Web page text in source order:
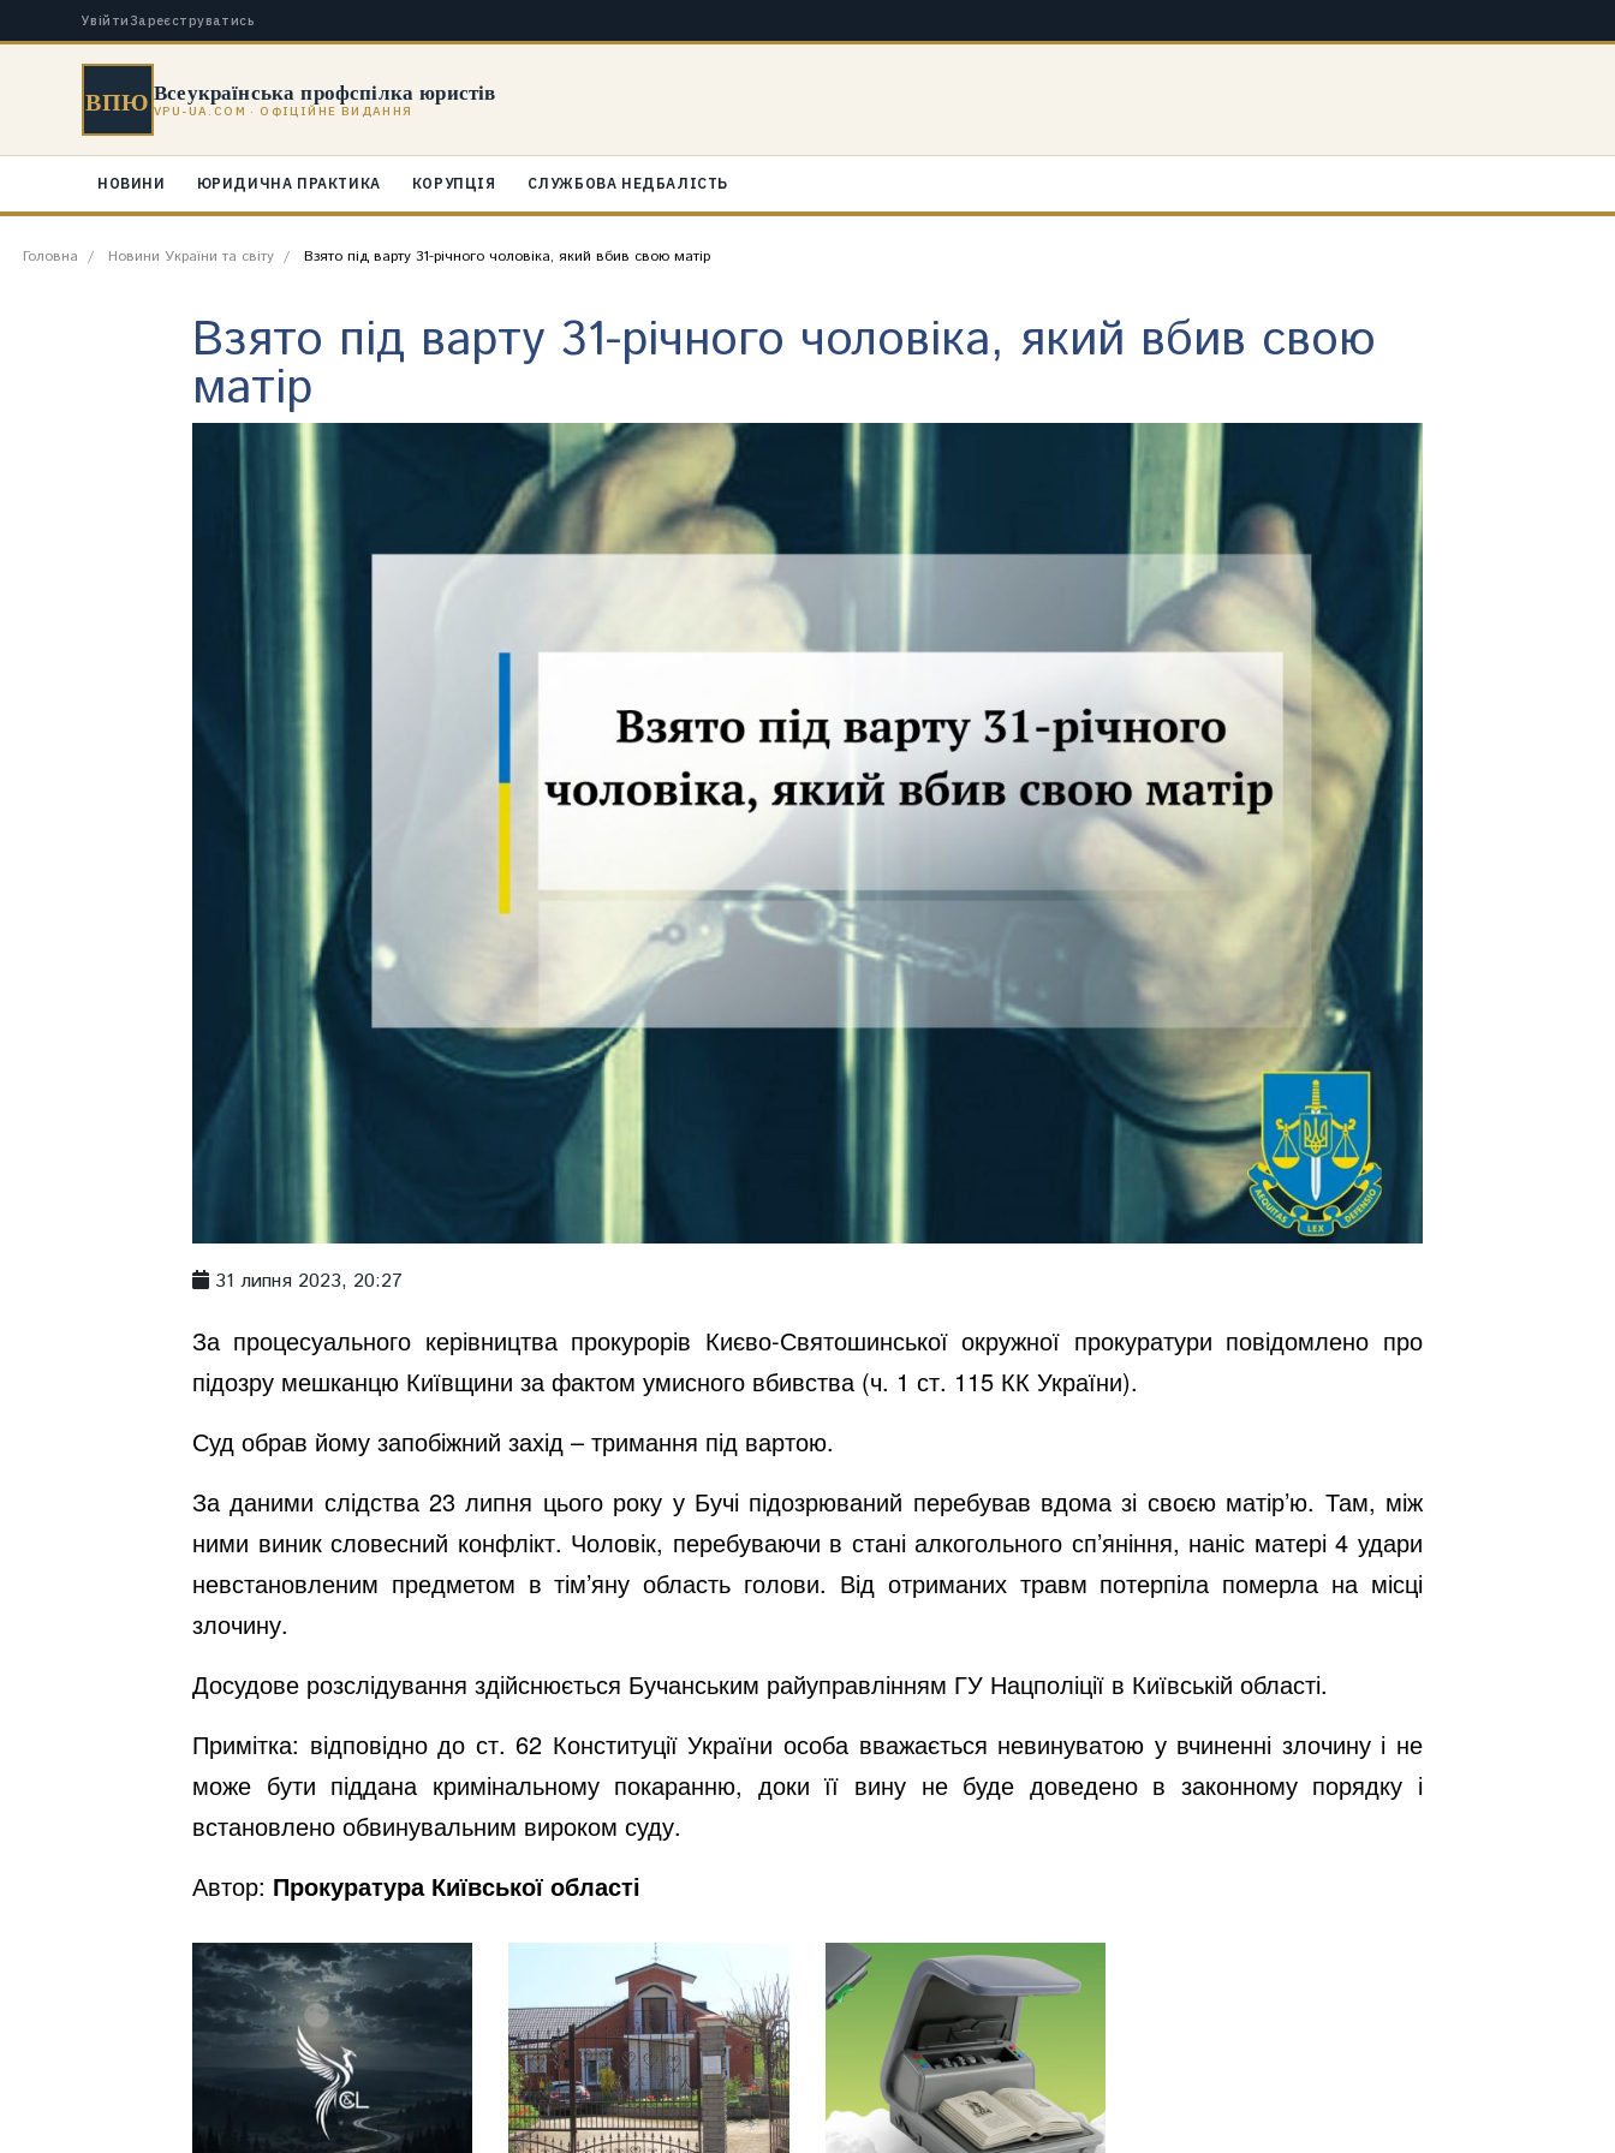
Увійти Зареєструватись
ВПЮ Всеукраїнська профспілка юристів
VPU-UA.COM · ОФІЦІЙНЕ ВИДАННЯ
НОВИНИ ЮРИДИЧНА ПРАКТИКА КОРУПЦІЯ СЛУЖБОВА НЕДБАЛІСТЬ
Головна Новини України та світу Взято під варту 31-річного чоловіка, який вбив свою матір
Взято під варту 31-річного чоловіка, який вбив свою
матір
31 липня 2023, 20:27
За процесуального керівництва прокурорів Києво-Святошинської окружної прокуратури повідомлено про
підозру мешканцю Київщини за фактом умисного вбивства (ч. 1 ст. 115 КК України).
Суд обрав йому запобіжний захід – тримання під вартою.
За даними слідства 23 липня цього року у Бучі підозрюваний перебував вдома зі своєю матір’ю. Там, між
ними виник словесний конфлікт. Чоловік, перебуваючи в стані алкогольного сп’яніння, наніс матері 4 удари
невстановленим предметом в тім’яну область голови. Від отриманих травм потерпіла померла на місці
злочину.
Досудове розслідування здійснюється Бучанським райуправлінням ГУ Нацполіції в Київській області.
Примітка: відповідно до ст. 62 Конституції України особа вважається невинуватою у вчиненні злочину і не
може бути піддана кримінальному покаранню, доки її вину не буде доведено в законному порядку і
встановлено обвинувальним вироком суду.
Автор: Прокуратура Київської області